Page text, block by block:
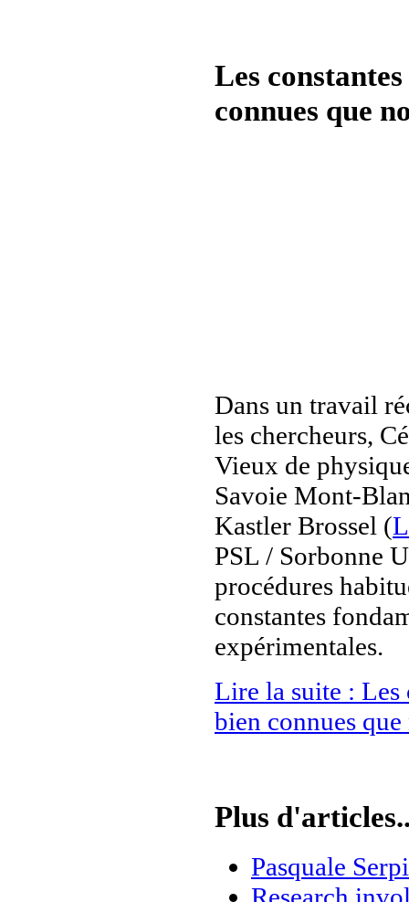
Les
connues que
Dans un travail
les chercheurs,
Vieux de
Savoie Mont-
Kastler Brossel (
PSL / Sorbonne
procédures
constantes
expérimentales.
Lire la suite : Les
bien connues
Plus
Pasquale